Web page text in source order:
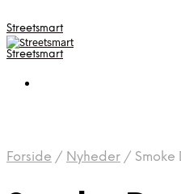
Streetsmart
Streetsmart
Forside / Nyheder /